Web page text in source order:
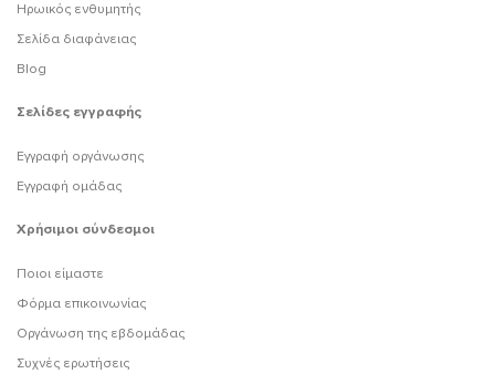
Ηρωικός ενθυμητής
Σελίδα διαφάνειας
Blog
Σελίδες εγγραφής
Εγγραφή οργάνωσης
Εγγραφή ομάδας
Χρήσιμοι σύνδεσμοι
Ποιοι είμαστε
Φόρμα επικοινωνίας
Οργάνωση της εβδομάδας
Συχνές ερωτήσεις